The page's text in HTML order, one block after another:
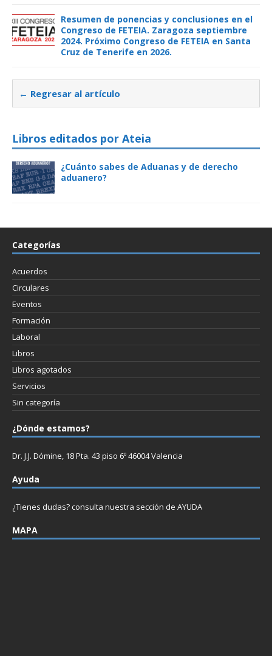
Resumen de ponencias y conclusiones en el
Congreso de FETEIA. Zaragoza septiembre
2024. Próximo Congreso de FETEIA en Santa
Cruz de Tenerife en 2026.
← Regresar al artículo
Libros editados por Ateia
¿Cuánto sabes de Aduanas y de derecho
aduanero?
Categorías
Acuerdos
Circulares
Eventos
Formación
Laboral
Libros
Libros agotados
Servicios
Sin categoría
¿Dónde estamos?
Dr. J.J. Dómine, 18 Pta. 43 piso 6º 46004 Valencia
Ayuda
¿Tienes dudas? consulta nuestra sección de AYUDA
MAPA